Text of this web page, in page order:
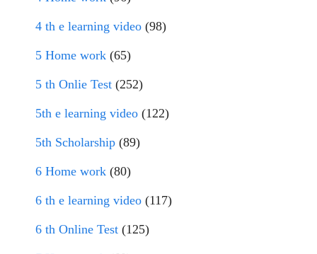
4 th e learning video (98)
5 Home work (65)
5 th Onlie Test (252)
5th e learning video (122)
5th Scholarship (89)
6 Home work (80)
6 th e learning video (117)
6 th Online Test (125)